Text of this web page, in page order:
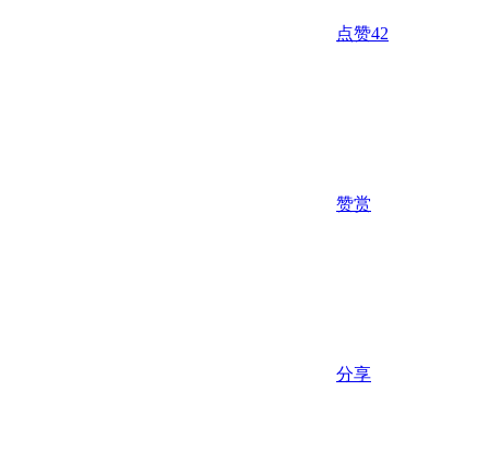
点赞42
赞赏
分享